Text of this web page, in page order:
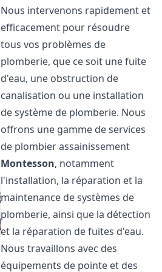
Nous intervenons rapidement et
efficacement pour résoudre
tous vos problèmes de
plomberie, que ce soit une fuite
d'eau, une obstruction de
canalisation ou une installation
de système de plomberie. Nous
offrons une gamme de services
de plombier assainissement
Montesson, notamment
l'installation, la réparation et la
maintenance de systèmes de
plomberie, ainsi que la détection
et la réparation de fuites d'eau.
Nous travaillons avec des
équipements de pointe et des